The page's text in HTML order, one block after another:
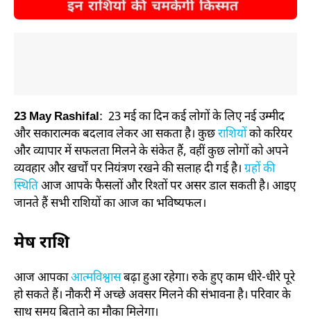
23 May Rashifal: 23 मई का दिन कई लोगों के लिए नई उम्मीद
और सकारात्मक बदलाव लेकर आ सकता है। कुछराशियोंको करियर
और व्यापार में सफलता मिलने के संकेत हैं, वहीं कुछ लोगों को अपने
व्यवहार और खर्चों पर नियंत्रण रखने की सलाह दी गई है। ग्रहों की
स्थितिआज आपके फैसलों और रिश्तों पर असर डाल सकती है। आइए
जानते हैं सभी राशियों का आज का भविष्यफल।
मेष राशि
आज आपकाआत्मविश्वासबढ़ा हुआ रहेगा। रुके हुए काम धीरे-धीरे पूरे
हो सकते हैं। नौकरी में अच्छे अवसर मिलने की संभावना है। परिवार के
साथ समय बिताने का मौका मिलेगा।